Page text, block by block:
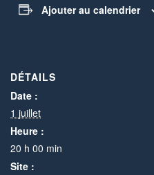
Ajouter au calendrier
DÉTAILS
Date :
1 juillet
Heure :
20 h 00 min
Site :